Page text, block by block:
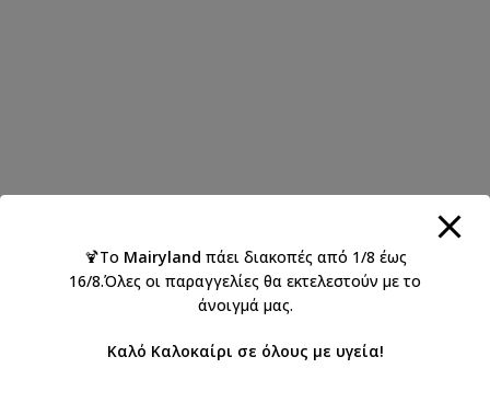
🍹Το Mairyland πάει διακοπές από 1/8 έως
16/8.Όλες οι παραγγελίες θα εκτελεστούν με το
άνοιγμά μας.
Καλό Καλοκαίρι σε όλους με υγεία!